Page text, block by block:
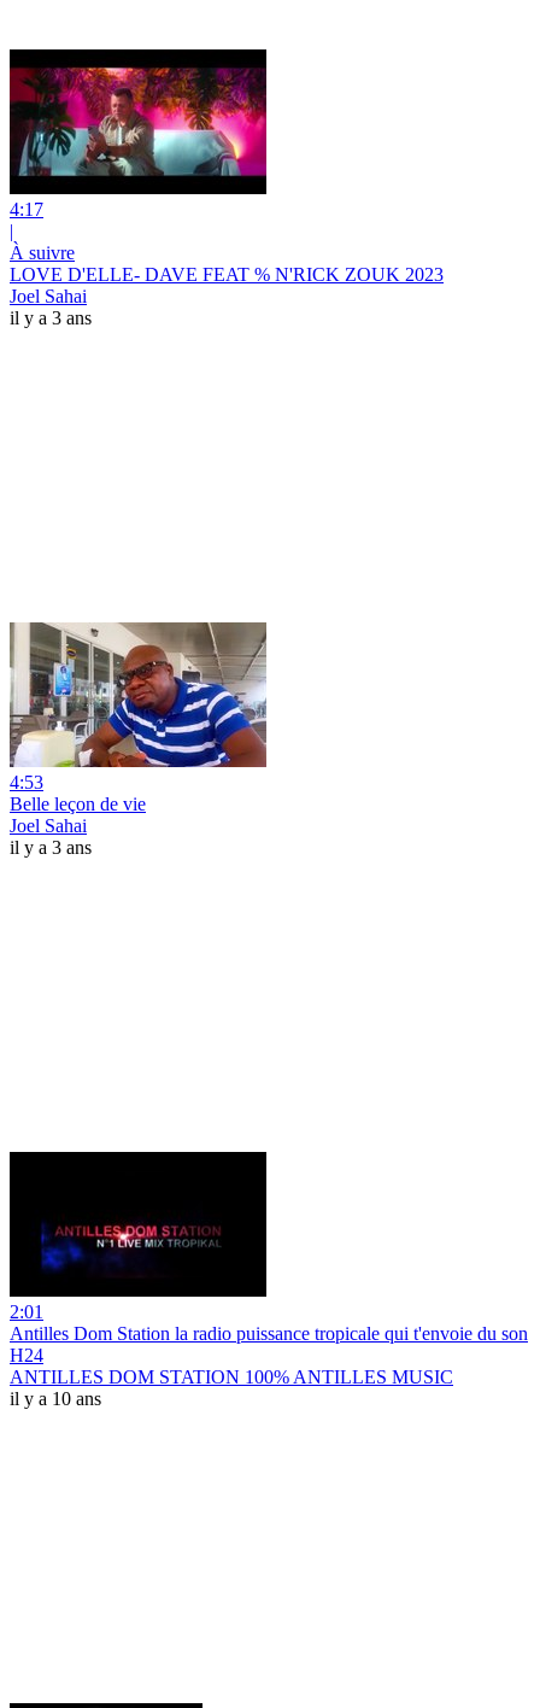
4:17
|
À suivre
LOVE D'ELLE- DAVE FEAT % N'RICK ZOUK 2023
Joel Sahai
il y a 3 ans
4:53
Belle leçon de vie
Joel Sahai
il y a 3 ans
2:01
Antilles Dom Station la radio puissance tropicale qui t'envoie du son
H24
ANTILLES DOM STATION 100% ANTILLES MUSIC
il y a 10 ans